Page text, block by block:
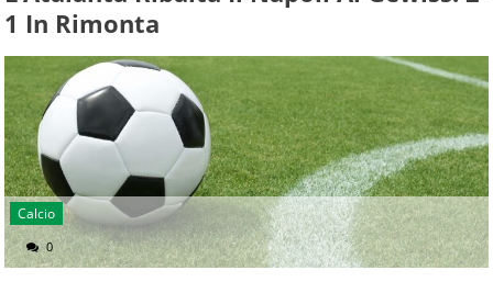
1 In Rimonta
Calcio
0